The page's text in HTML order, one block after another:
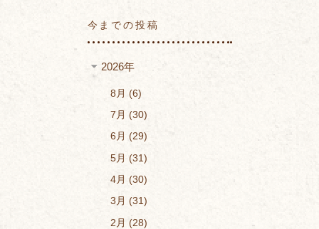
今までの投稿
2026年
8月
6
7月
30
6月
29
5月
31
4月
30
3月
31
2月
28